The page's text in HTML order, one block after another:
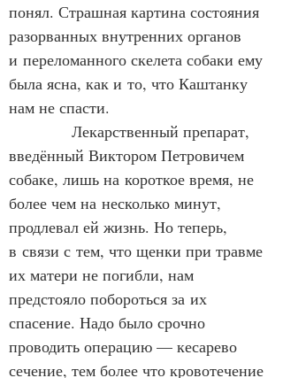
понял. Страшная картина состояния
разорванных внутренних органов
и переломанного скелета собаки ему
была ясна, как и то, что Каштанку
нам не спасти.
Лекарственный препарат,
введённый Виктором Петровичем
собаке, лишь на короткое время, не
более чем на несколько минут,
продлевал ей жизнь. Но теперь,
в связи с тем, что щенки при травме
их матери не погибли, нам
предстояло побороться за их
спасение. Надо было срочно
проводить операцию — кесарево
сечение, тем более что кровотечение